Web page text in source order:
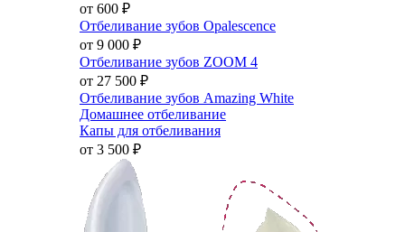
от 600 ₽
Отбеливание зубов Opalescence
от 9 000 ₽
Отбеливание зубов ZOOM 4
от 27 500 ₽
Отбеливание зубов Amazing White
Домашнее отбеливание
Капы для отбеливания
от 3 500 ₽